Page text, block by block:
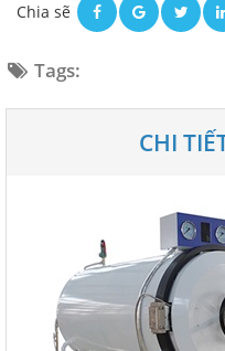
Chia sẽ
Tags:
CHI